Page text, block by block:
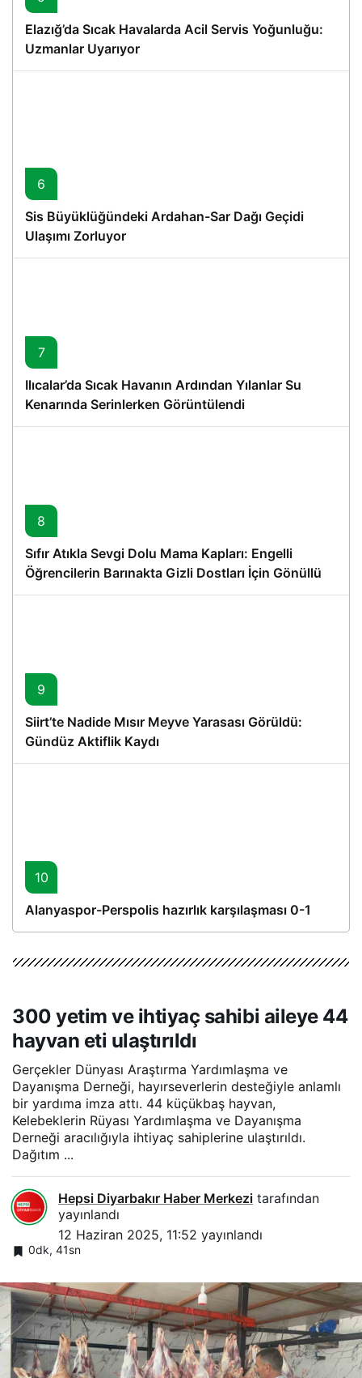
Elazığ’da Sıcak Havalarda Acil Servis Yoğunluğu:
Uzmanlar Uyarıyor
6
Sis Büyüklüğündeki Ardahan-Sar Dağı Geçidi
Ulaşımı Zorluyor
7
Ilıcalar’da Sıcak Havanın Ardından Yılanlar Su
Kenarında Serinlerken Görüntülendi
8
Sıfır Atıkla Sevgi Dolu Mama Kapları: Engelli
Öğrencilerin Barınakta Gizli Dostları İçin Gönüllü
Proje
9
Siirt’te Nadide Mısır Meyve Yarasası Görüldü:
Gündüz Aktiflik Kaydı
10
Alanyaspor-Perspolis hazırlık karşılaşması 0-1
300 yetim ve ihtiyaç sahibi aileye 44
hayvan eti ulaştırıldı
Gerçekler Dünyası Araştırma Yardımlaşma ve
Dayanışma Derneği, hayırseverlerin desteğiyle anlamlı
bir yardıma imza attı. 44 küçükbaş hayvan,
Kelebeklerin Rüyası Yardımlaşma ve Dayanışma
Derneği aracılığıyla ihtiyaç sahiplerine ulaştırıldı.
Dağıtım ...
Hepsi Diyarbakır Haber Merkezi tarafından
yayınlandı
12 Haziran 2025, 11:52 yayınlandı
0dk, 41sn